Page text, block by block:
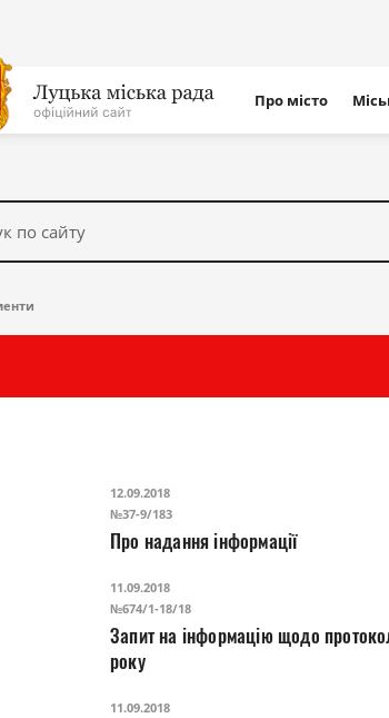
сайту
Про місто
12.09.2018
№37-9/183
Про надання інформації
11.09.2018
№674/1-18/18
Запит на інформацію щодо
року
11.09.2018